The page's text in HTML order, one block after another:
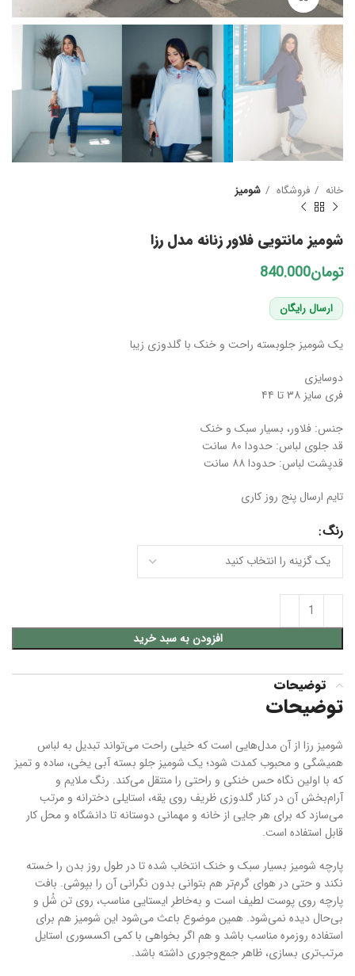
خانه فروشگاه شومیز
شومیز مانتویی فلاور زنانه مدل رزا
تومان
ارسال رایگان
یک شومیز جلوبسته راحت و خنک با گلدوزی زیبا
دوسایزی
فری سایز ۳۸ تا ۴۴
جنس: فلاور، بسیار سبک و خنک
قد جلوی لباس: حدودا ۸۰ سانت
قدپشت لباس: حدودا ۸۸ سانت
تایم ارسال پنج روز کاری
رنگ
افزودن به سبد خرید
توضیحات
توضیحات
شومیز رزا از آن مدل‌هایی است که خیلی راحت می‌تواند تبدیل به لباس
همیشگی و محبوب کمدت شود؛ یک شومیز جلو بسته آبی یخی، ساده و تمیز
که با اولین نگاه حس خنکی و راحتی را منتقل می‌کند. رنگ ملایم و
آرام‌بخش آن در کنار گلدوزی ظریف روی یقه، استایلی دخترانه و مرتب
می‌سازد که برای هر جایی از خانه و مهمانی دوستانه تا دانشگاه و محل کار
قابل استفاده است.
پارچه شومیز بسیار سبک و خنک انتخاب شده تا در طول روز بدن را خسته
نکند و حتی در هوای گرم‌تر هم بتوانی بدون نگرانی آن را بپوشی. بافت
پارچه روی پوست لطیف است و به‌خاطر ایستایی مناسب، روی تن شُل و
بی‌حال دیده نمی‌شود. همین موضوع باعث می‌شود این شومیز هم برای
استفاده روزمره مناسب باشد و هم اگر بخواهی با کمی اکسسوری استایل
مرتب‌تری بسازی، ظاهر جمع‌وجوری داشته باشد.